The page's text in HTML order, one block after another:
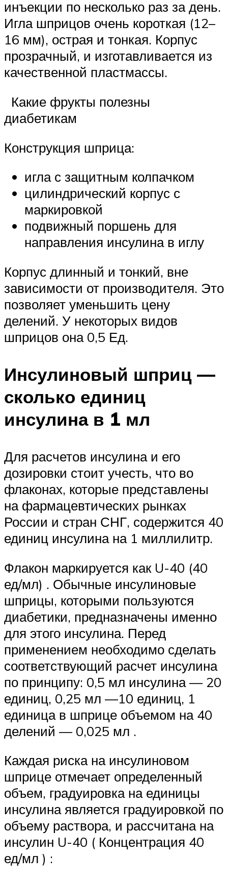
инъекции по несколько раз за день.
Игла шприцов очень короткая (12–
16 мм), острая и тонкая. Корпус
прозрачный, и изготавливается из
качественной пластмассы.
Какие фрукты полезны
диабетикам
Конструкция шприца:
игла с защитным колпачком
цилиндрический корпус с
маркировкой
подвижный поршень для
направления инсулина в иглу
Корпус длинный и тонкий, вне
зависимости от производителя. Это
позволяет уменьшить цену
делений. У некоторых видов
шприцов она 0,5 Ед.
Инсулиновый шприц —
сколько единиц
инсулина в 1 мл
Для расчетов инсулина и его
дозировки стоит учесть, что во
флаконах, которые представлены
на фармацевтических рынках
России и стран СНГ, содержится 40
единиц инсулина на 1 миллилитр.
Флакон маркируется как U-40 (40
ед/мл) . Обычные инсулиновые
шприцы, которыми пользуются
диабетики, предназначены именно
для этого инсулина. Перед
применением необходимо сделать
соответствующий расчет инсулина
по принципу: 0,5 мл инсулина — 20
единиц, 0,25 мл —10 единиц, 1
единица в шприце объемом на 40
делений — 0,025 мл .
Каждая риска на инсулиновом
шприце отмечает определенный
объем, градуировка на единицы
инсулина является градуировкой по
объему раствора, и рассчитана на
инсулин U-40 ( Концентрация 40
ед/мл ) :